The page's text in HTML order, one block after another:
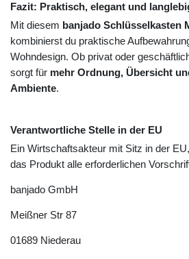
Fazit: Praktisch, elegant und
Mit diesem banjado Schlüsselkasten
kombinierst du praktische
Wohndesign. Ob privat oder
sorgt für mehr Ordnung, Übersicht
Ambiente.
Verantwortliche Stelle in der EU
Ein Wirtschaftsakteur mit Sitz in der
das Produkt alle erforderlichen
banjado GmbH
Meißner Str 87
01689 Niederau